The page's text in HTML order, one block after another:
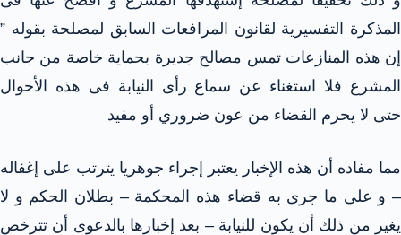
المذكرة التفسيرية لقانون المرافعات السابق لمصلحة بقوله ”
إن هذه المنازعات تمس مصالح جديرة بحماية خاصة من جانب
المشرع فلا استغناء عن سماع رأى النيابة فى هذه الأحوال
حتى لا يحرم القضاء من عون ضروري أو مفيد
مما مفاده أن هذه الإخبار يعتبر إجراء جوهريا يترتب على إغفاله
– و على ما جرى به قضاء هذه المحكمة – بطلان الحكم و لا
يغير من ذلك أن يكون للنيابة – بعد إخبارها بالدعوى أن تترخص